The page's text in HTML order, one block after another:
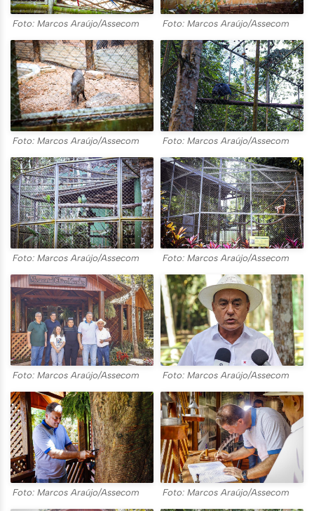
Foto: Marcos Araújo/Assecom Foto: Marcos Araújo/Assecom
Foto: Marcos Araújo/Assecom Foto: Marcos Araújo/Assecom
Foto: Marcos Araújo/Assecom Foto: Marcos Araújo/Assecom
Foto: Marcos Araújo/Assecom Foto: Marcos Araújo/Assecom
Foto: Marcos Araújo/Assecom Foto: Marcos Araújo/Assecom